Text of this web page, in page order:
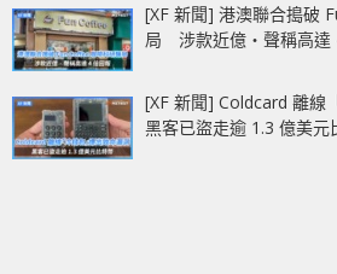
[XF 新聞] 港澳聯合搗破
局 涉款近億‧聲稱高達
[XF 新聞] Coldcard 離線
黑客已盜走逾 1.3 億美元